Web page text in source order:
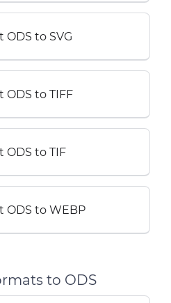
ODS to SVG
ODS to TIFF
ODS to TIF
ODS to WEBP
to ODS